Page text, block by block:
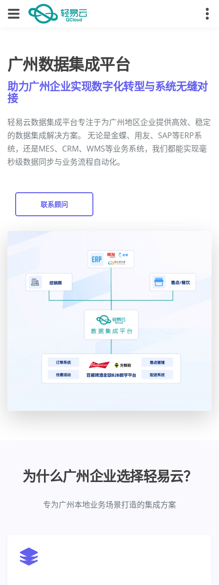
广州数据集成平台
助力广州企业实现数字化转型与系统无缝对
接
轻易云数据集成平台专注于为广州地区企业提供高效、稳定
的数据集成解决方案。 无论是金蝶、用友、SAP等ERP系
统，还是MES、CRM、WMS等业务系统，我们都能实现毫
秒级数据同步与业务流程自动化。
联系顾问
为什么广州企业选择轻易云？
专为广州本地业务场景打造的集成方案